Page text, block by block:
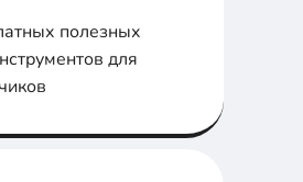
полезных
для